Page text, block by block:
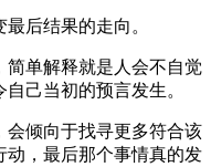
后结果的走向。
简单解释就是人会不自觉
己当初的预言发生。
会倾向于找寻更多符合该
动，最后那个事情真的发